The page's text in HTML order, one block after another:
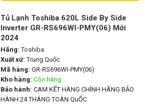
Tủ Lạnh Toshiba 620L Side By Side
Inverter GR-RS696WI-PMY(06) Mới
2024
Hãng: Toshiba
Xuất xứ: Trung Quốc
Mã hàng: GR-RS696WI-PMY(06)
Kho hàng: Còn hàng
Bảo hành: CAM KẾT HÀNG CHÍNH HÃNG BẢO
HÀNH 24 THÁNG TOÀN QuỐC